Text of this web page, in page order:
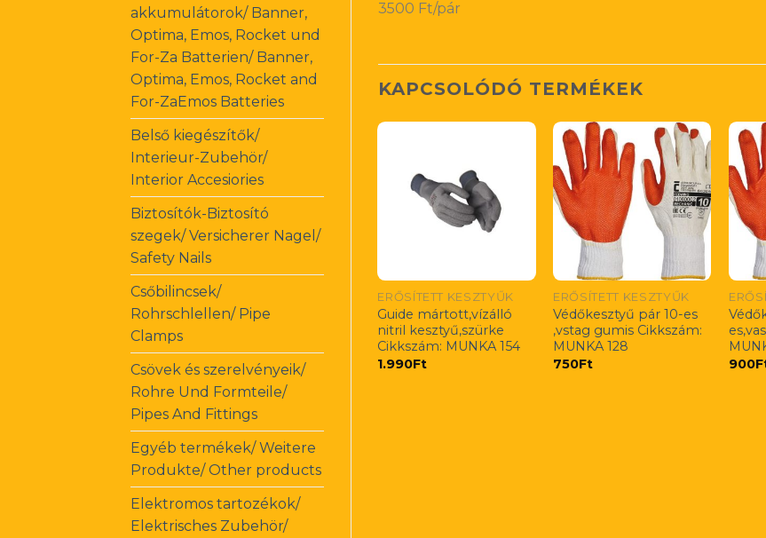
akkumulátorok/ Banner,
Optima, Emos, Rocket und
For-Za Batterien/ Banner,
Optima, Emos, Rocket and
For-ZaEmos Batteries
Belső kiegészítők/
Interieur-Zubehör/
Interior Accesiories
Biztosítók-Biztosító
szegek/ Versicherer Nagel/
Safety Nails
Csőbilincsek/
Rohrschlellen/ Pipe
Clamps
Csövek és szerelvényeik/
Rohre Und Formteile/
Pipes And Fittings
Egyéb termékek/ Weitere
Produkte/ Other products
Elektromos tartozékok/
Elektrisches Zubehör/
3500 Ft/pár
KAPCSOLÓDÓ TERMÉKEK
ERŐSÍTETT KESZTYŰK
Guide mártott,vízálló
nitril kesztyű,szürke
Cikkszám: MUNKA 154
1.990Ft
ERŐSÍTETT KESZTYŰK
Védőkesztyű pár 10-es
,vstag gumis Cikkszám:
MUNKA 128
750Ft
900